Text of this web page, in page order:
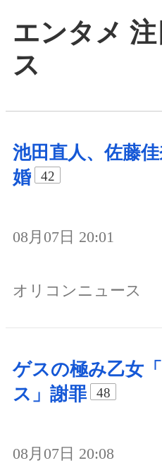
エンタメ
ス
池田直人、佐藤
婚
42
08月07日 20:01
オリコンニュース
ゲスの極み乙女
ス」謝罪
48
08月07日 20:08